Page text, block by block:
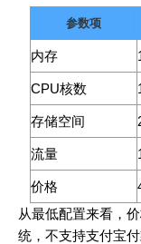
参数项
内存
CPU核数
存储空间
流量
价格
从最低配置来看，
统，不支持支付宝